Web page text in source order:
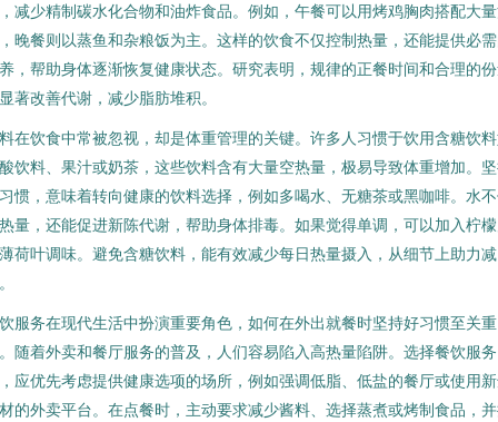
减少精制碳水化合物和油炸食品。例如，午餐可以用烤鸡胸肉搭配大
晚餐则以蒸鱼和杂粮饭为主。这样的饮食不仅控制热量，还能提供必
，帮助身体逐渐恢复健康状态。研究表明，规律的正餐时间和合理的
著改善代谢，减少脂肪堆积。
在饮食中常被忽视，却是体重管理的关键。许多人习惯于饮用含糖饮
饮料、果汁或奶茶，这些饮料含有大量空热量，极易导致体重增加。
惯，意味着转向健康的饮料选择，例如多喝水、无糖茶或黑咖啡。水
量，还能促进新陈代谢，帮助身体排毒。如果觉得单调，可以加入柠
荷叶调味。避免含糖饮料，能有效减少每日热量摄入，从细节上助力减
服务在现代生活中扮演重要角色，如何在外出就餐时坚持好习惯至关重
随着外卖和餐厅服务的普及，人们容易陷入高热量陷阱。选择餐饮服务
应优先考虑提供健康选项的场所，例如强调低脂、低盐的餐厅或使用
的外卖平台。在点餐时，主动要求减少酱料、选择蒸煮或烤制食品，